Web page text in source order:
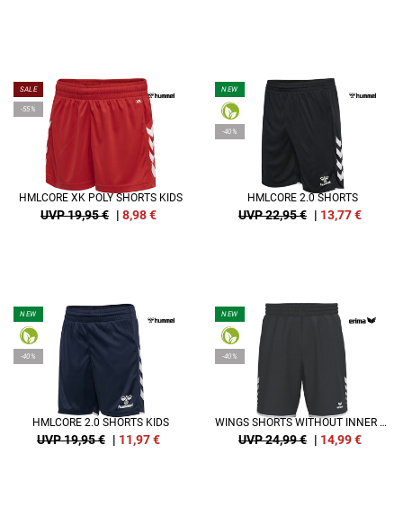
SALE
-55%
HMLCORE XK POLY SHORTS KIDS
UVP 19,95 € | 8,98€
NEW
-40%
HMLCORE 2.0 SHORTS
UVP 22,95 € | 13,77€
NEW
-40%
HMLCORE 2.0 SHORTS KIDS
UVP 19,95 € | 11,97€
NEW
-40%
WINGS SHORTS WITHOUT INNER SLIP
UVP 24,99 € | 14,99€